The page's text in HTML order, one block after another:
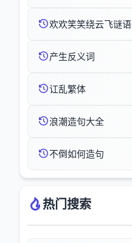
欢欢笑笑绕云飞谜语
产生反义词
讧乱繁体
浪潮造句大全
不倒如何造句
热门搜索